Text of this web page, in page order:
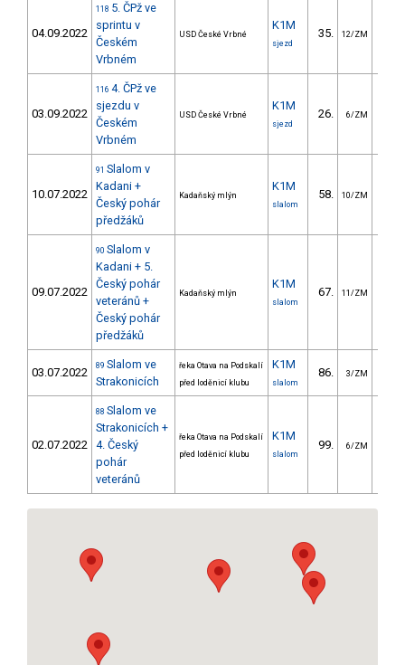
04.09.2022
118 5. ČPž ve
sprintu v
Českém
Vrbném
USD České Vrbné
K1M
sjezd
35. 12/ZM
03.09.2022
116 4. ČPž ve
sjezdu v
Českém
Vrbném
USD České Vrbné
K1M
sjezd
26. 6/ZM
10.07.2022
91 Slalom v
Kadani +
Český pohár
předžáků
Kadaňský mlýn
K1M
slalom
58. 10/ZM
09.07.2022
90 Slalom v
Kadani + 5.
Český pohár
veteránů +
Český pohár
předžáků
Kadaňský mlýn
K1M
slalom
67. 11/ZM
03.07.2022 89 Slalom ve
Strakonicích
řeka Otava na Podskalí
před loděnicí klubu
K1M
slalom
86. 3/ZM
02.07.2022
88 Slalom ve
Strakonicích +
4. Český
pohár
veteránů
řeka Otava na Podskalí
před loděnicí klubu
K1M
slalom
99. 6/ZM